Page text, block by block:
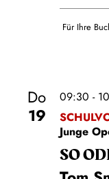
Für Ihre
Do
19
09:30 -
Junge
SO